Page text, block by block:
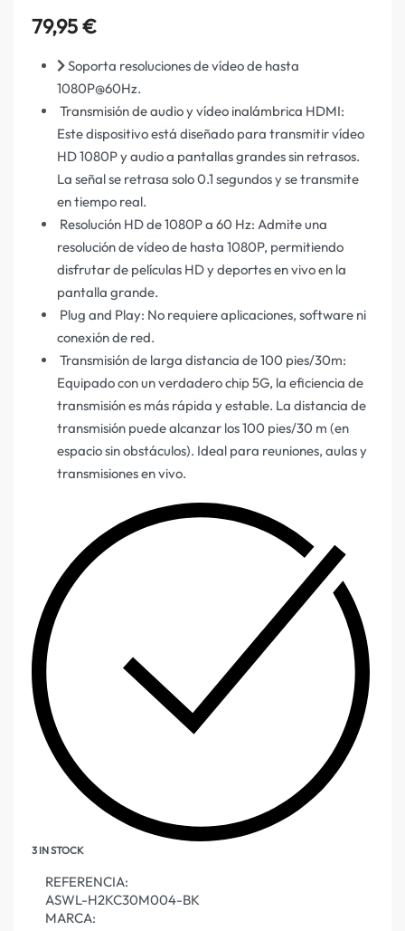
79,95€
Soporta resoluciones de vídeo de hasta
1080P@60Hz.
Transmisión de audio y vídeo inalámbrica HDMI:
Este dispositivo está diseñado para transmitir vídeo
HD 1080P y audio a pantallas grandes sin retrasos.
La señal se retrasa solo 0.1 segundos y se transmite
en tiempo real.
Resolución HD de 1080P a 60 Hz: Admite una
resolución de vídeo de hasta 1080P, permitiendo
disfrutar de películas HD y deportes en vivo en la
pantalla grande.
Plug and Play: No requiere aplicaciones, software ni
conexión de red.
Transmisión de larga distancia de 100 pies/30m:
Equipado con un verdadero chip 5G, la eficiencia de
transmisión es más rápida y estable. La distancia de
transmisión puede alcanzar los 100 pies/30 m (en
espacio sin obstáculos). Ideal para reuniones, aulas y
transmisiones en vivo.
3 IN STOCK
REFERENCIA:
ASWL-H2KC30M004-BK
MARCA: